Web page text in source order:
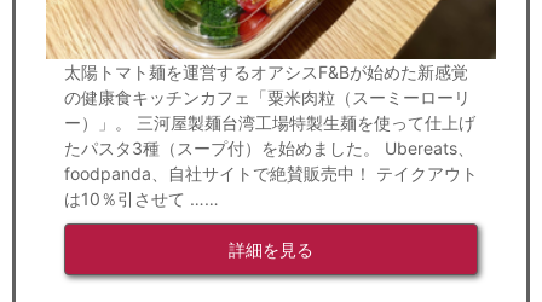
太陽トマト麺を運営するオアシスF&Bが始めた新感覚
の健康食キッチンカフェ「粟米肉粒（スーミーローリ
ー）」。 三河屋製麺台湾工場特製生麺を使って仕上げ
たパスタ3種（スープ付）を始めました。 Ubereats、
foodpanda、自社サイトで絶賛販売中！ テイクアウト
は10％引させて ……
詳細を見る